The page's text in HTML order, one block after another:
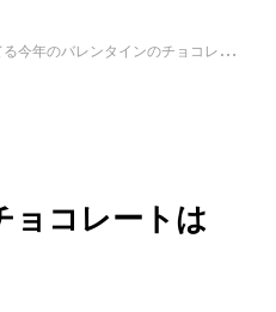
年のバレンタインのチョコレートはコレ!
ョコレートは